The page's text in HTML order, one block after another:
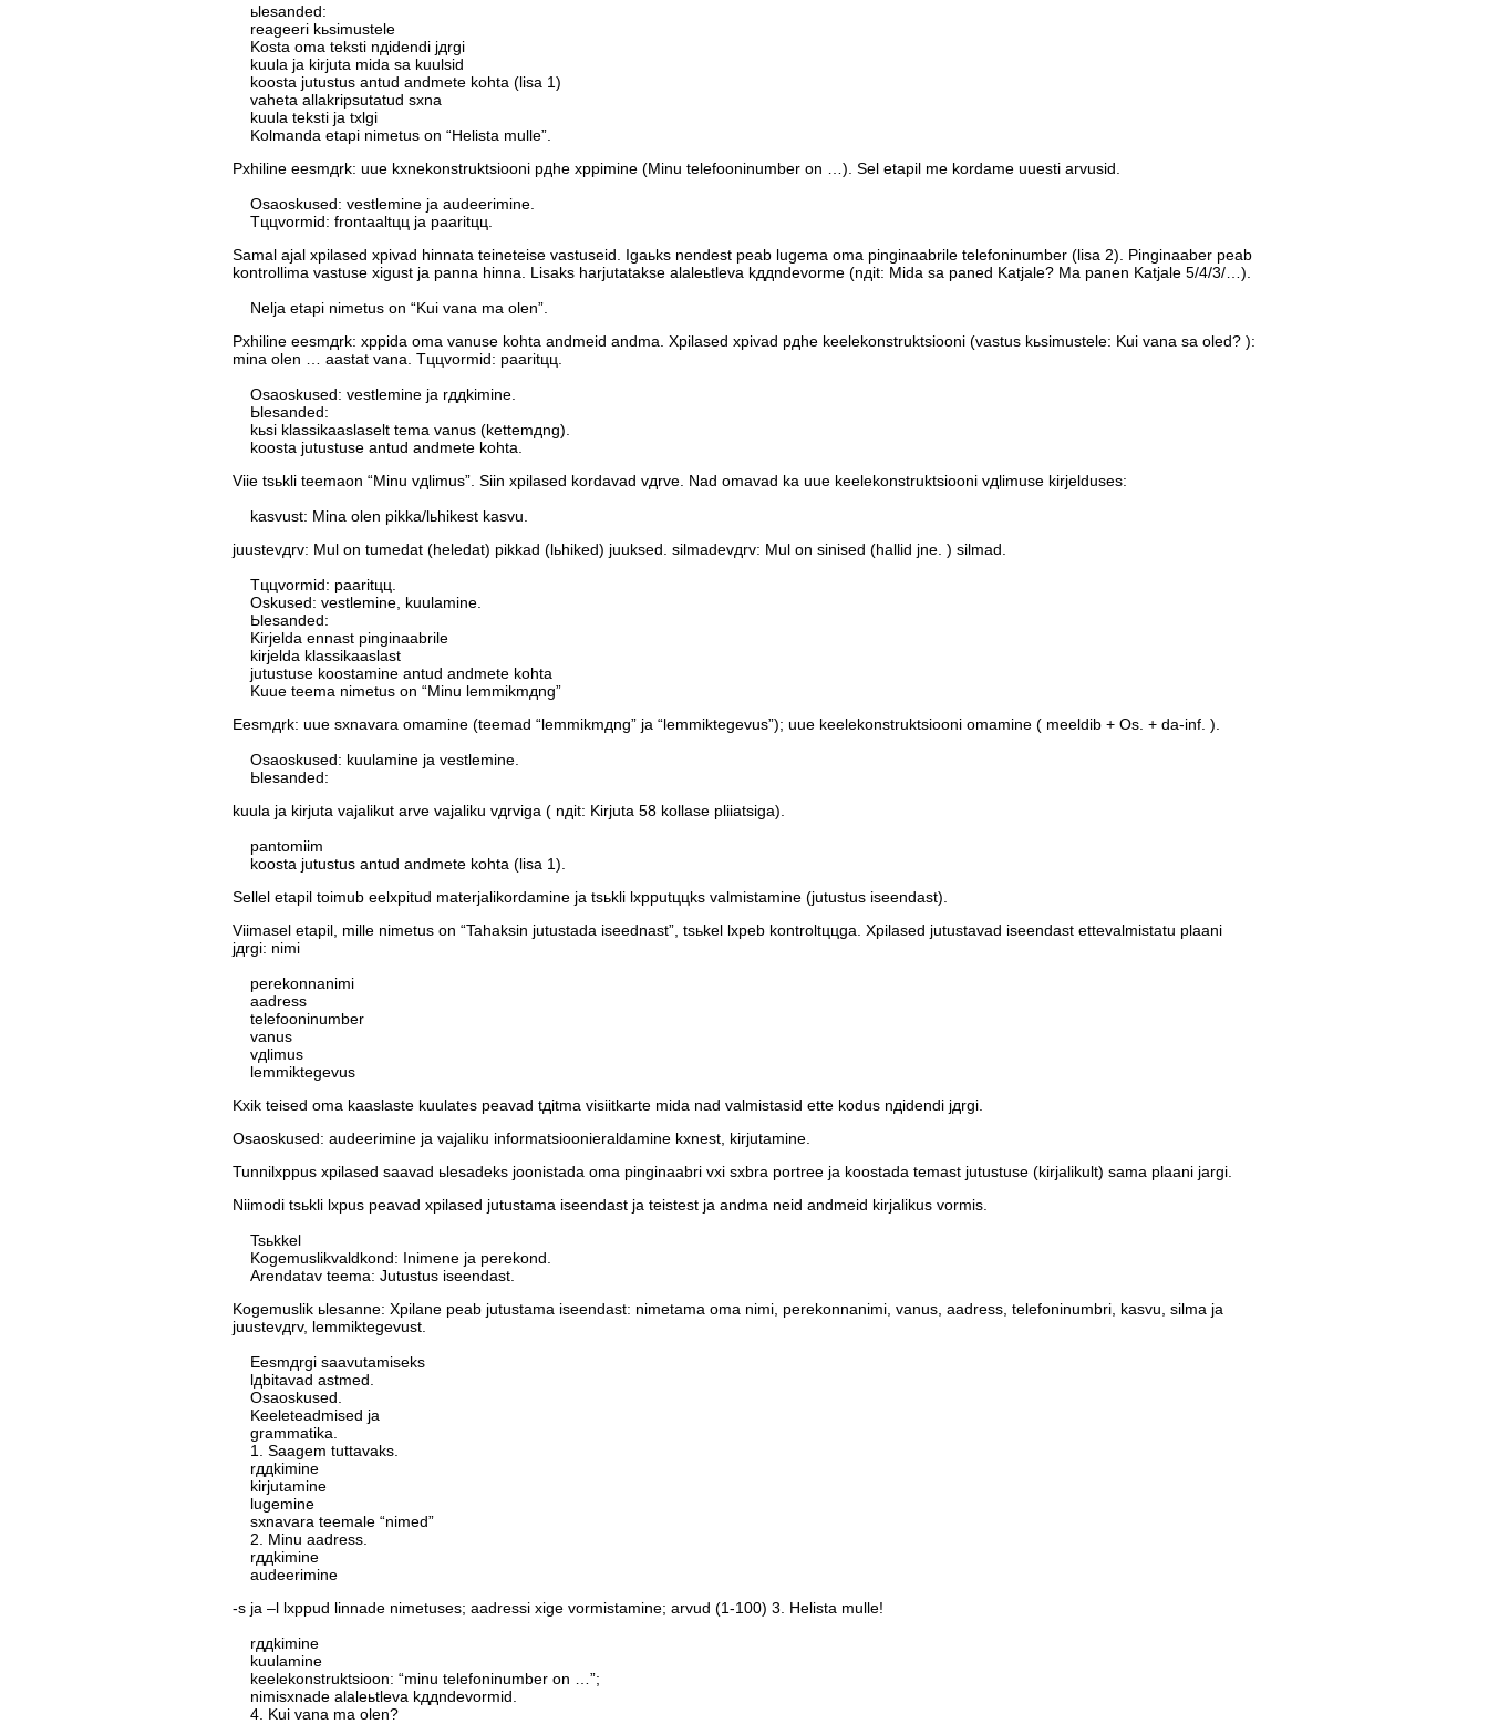
ьlesanded:
reageeri kьsimustele
Kosta oma teksti nдidendi jдrgi
kuula ja kirjuta mida sa kuulsid
koosta jutustus antud andmete kohta (lisa 1)
vaheta allakripsutatud sхna
kuula teksti ja tхlgi
Kolmanda etapi nimetus on “Helista mulle”.
Pхhiline eesmдrk: uue kхnekonstruktsiooni pдhe хppimine (Minu telefooninumber on …). Sel etapil me kordame uuesti arvusid.
Osaoskused: vestlemine ja audeerimine.
Tццvormid: frontaaltцц ja paaritцц.
Samal ajal хpilased хpivad hinnata teineteise vastuseid. Igaьks nendest peab lugema oma pinginaabrile telefoninumber (lisa 2). Pinginaaber peab
kontrollima vastuse хigust ja panna hinna. Lisaks harjutatakse alaleьtleva kддndevorme (nдit: Mida sa paned Katjale? Ma panen Katjale 5/4/3/…).
Nelja etapi nimetus on “Kui vana ma olen”.
Pхhiline eesmдrk: хppida oma vanuse kohta andmeid andma. Хpilased хpivad pдhe keelekonstruktsiooni (vastus kьsimustele: Kui vana sa oled? ):
mina olen … aastat vana. Tццvormid: paaritцц.
Osaoskused: vestlemine ja rддkimine.
Ьlesanded:
kьsi klassikaaslaselt tema vanus (kettemдng).
koosta jutustuse antud andmete kohta.
Viie tsьkli teemaon “Minu vдlimus”. Siin хpilased kordavad vдrve. Nad omavad ka uue keelekonstruktsiooni vдlimuse kirjelduses:
kasvust: Mina olen pikka/lьhikest kasvu.
juustevдrv: Mul on tumedat (heledat) pikkad (lьhiked) juuksed. silmadevдrv: Mul on sinised (hallid jne. ) silmad.
Tццvormid: paaritцц.
Oskused: vestlemine, kuulamine.
Ьlesanded:
Kirjelda ennast pinginaabrile
kirjelda klassikaaslast
jutustuse koostamine antud andmete kohta
Kuue teema nimetus on “Minu lemmikmдng”
Eesmдrk: uue sхnavara omamine (teemad “lemmikmдng” ja “lemmiktegevus”); uue keelekonstruktsiooni omamine ( meeldib + Os. + da-inf. ).
Osaoskused: kuulamine ja vestlemine.
Ьlesanded:
kuula ja kirjuta vajalikut arve vajaliku vдrviga ( nдit: Kirjuta 58 kollase pliiatsiga).
pantomiim
koosta jutustus antud andmete kohta (lisa 1).
Sellel etapil toimub eelхpitud materjalikordamine ja tsьkli lхpputццks valmistamine (jutustus iseendast).
Viimasel etapil, mille nimetus on “Tahaksin jutustada iseednast”, tsьkel lхpeb kontroltццga. Хpilased jutustavad iseendast ettevalmistatu plaani
jдrgi: nimi
perekonnanimi
aadress
telefooninumber
vanus
vдlimus
lemmiktegevus
Kхik teised oma kaaslaste kuulates peavad tдitma visiitkarte mida nad valmistasid ette kodus nдidendi jдrgi.
Osaoskused: audeerimine ja vajaliku informatsioonieraldamine kхnest, kirjutamine.
Tunnilхppus хpilased saavad ьlesadeks joonistada oma pinginaabri vхi sхbra portree ja koostada temast jutustuse (kirjalikult) sama plaani jargi.
Niimodi tsьkli lхpus peavad хpilased jutustama iseendast ja teistest ja andma neid andmeid kirjalikus vormis.
Tsьkkel
Kogemuslikvaldkond: Inimene ja perekond.
Arendatav teema: Jutustus iseendast.
Kogemuslik ьlesanne: Хpilane peab jutustama iseendast: nimetama oma nimi, perekonnanimi, vanus, aadress, telefoninumbri, kasvu, silma ja
juustevдrv, lemmiktegevust.
Eesmдrgi saavutamiseks
lдbitavad astmed.
Osaoskused.
Keeleteadmised ja
grammatika.
1. Saagem tuttavaks.
rддkimine
kirjutamine
lugemine
sхnavara teemale “nimed”
2. Minu aadress.
rддkimine
audeerimine
-s ja –l lхppud linnade nimetuses; aadressi хige vormistamine; arvud (1-100) 3. Helista mulle!
rддkimine
kuulamine
keelekonstruktsioon: “minu telefoninumber on …”;
nimisхnade alaleьtleva kддndevormid.
4. Kui vana ma olen?